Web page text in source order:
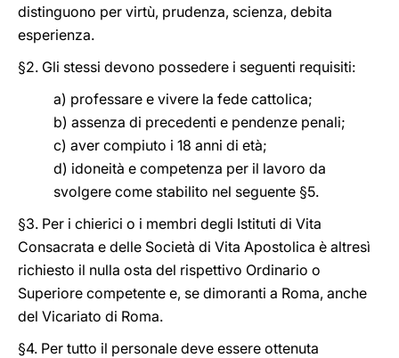
distinguono per virtù, prudenza, scienza, debita
esperienza.
§2. Gli stessi devono possedere i seguenti requisiti:
a) professare e vivere la fede cattolica;
b) assenza di precedenti e pendenze penali;
c) aver compiuto i 18 anni di età;
d) idoneità e competenza per il lavoro da
svolgere come stabilito nel seguente §5.
§3. Per i chierici o i membri degli Istituti di Vita
Consacrata e delle Società di Vita Apostolica è altresì
richiesto il nulla osta del rispettivo Ordinario o
Superiore competente e, se dimoranti a Roma, anche
del Vicariato di Roma.
§4. Per tutto il personale deve essere ottenuta